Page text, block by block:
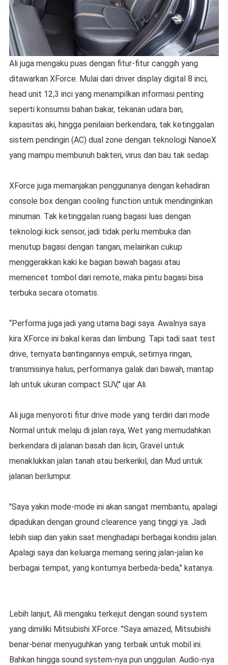
Ali juga mengaku puas dengan fitur-fitur canggih yang
ditawarkan XForce. Mulai dari driver display digital 8 inci,
head unit 12,3 inci yang menampilkan informasi penting
seperti konsumsi bahan bakar, tekanan udara ban,
kapasitas aki, hingga penilaian berkendara, tak ketinggalan
sistem pendingin (AC) dual zone dengan teknologi NanoeX
yang mampu membunuh bakteri, virus dan bau tak sedap.
XForce juga memanjakan penggunanya dengan kehadiran
console box dengan cooling function untuk mendinginkan
minuman. Tak ketinggalan ruang bagasi luas dengan
teknologi kick sensor, jadi tidak perlu membuka dan
menutup bagasi dengan tangan, melainkan cukup
menggerakkan kaki ke bagian bawah bagasi atau
memencet tombol dari remote, maka pintu bagasi bisa
terbuka secara otomatis.
“Performa juga jadi yang utama bagi saya. Awalnya saya
kira XForce ini bakal keras dan limbung. Tapi tadi saat test
drive, ternyata bantingannya empuk, setirnya ringan,
transmisinya halus, performanya galak dari bawah, mantap
lah untuk ukuran compact SUV," ujar Ali.
Ali juga menyoroti fitur drive mode yang terdiri dari mode
Normal untuk melaju di jalan raya, Wet yang memudahkan
berkendara di jalanan basah dan licin, Gravel untuk
menaklukkan jalan tanah atau berkerikil, dan Mud untuk
jalanan berlumpur.
"Saya yakin mode-mode ini akan sangat membantu, apalagi
dipadukan dengan ground clearence yang tinggi ya. Jadi
lebih siap dan yakin saat menghadapi berbagai kondisi jalan.
Apalagi saya dan keluarga memang sering jalan-jalan ke
berbagai tempat, yang konturnya berbeda-beda," katanya.
Lebih lanjut, Ali mengaku terkejut dengan sound system
yang dimiliki Mitsubishi XForce. "Saya amazed, Mitsubishi
benar-benar menyuguhkan yang terbaik untuk mobil ini.
Bahkan hingga sound system-nya pun unggulan. Audio-nya